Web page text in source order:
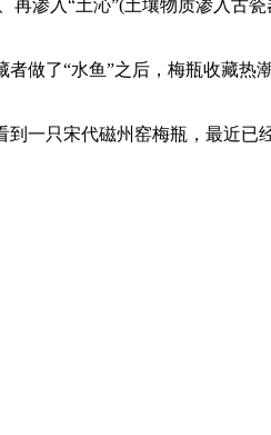
渗入“土沁”(土壤物质渗入古
做了“水鱼”之后，梅瓶收藏热
一只宋代磁州窑梅瓶，最近已